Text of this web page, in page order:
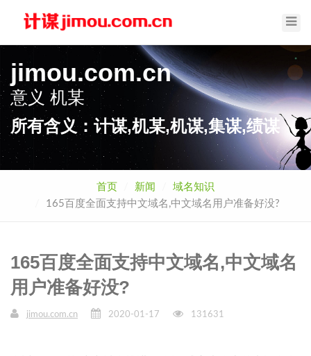
jimou.com.cn
意义机某
所有含义：计谋,机某,机谋,集谋,绩谋
首页 新闻
域名知识
165百度全面支持中文域名,中文域名用户准备好没?
165百度全面支持中文域名,中文域名
用户准备好没?
jimou.com.cn 2020-01-17 131631